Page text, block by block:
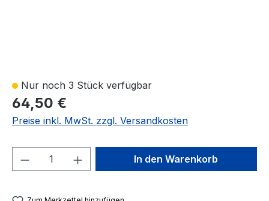
Nur noch 3 Stück verfügbar
64,50 €
Preise inkl. MwSt. zzgl. Versandkosten
Produkt Anzahl: Gib denIn den Warenkorb